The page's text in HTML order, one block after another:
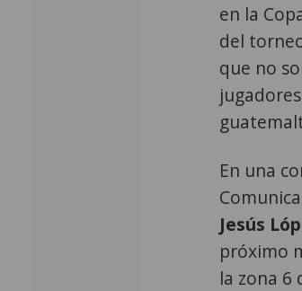
en la
del
que no
En una
Jesús
próximo
la zona 6